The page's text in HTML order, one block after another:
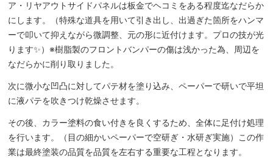
ア・リヤアウトサイドパネルは板金でヘコミをある程度迄なだらか
にします。（特殊な道具を用いて引き出し、出過ぎた箇所をハンマ
ーで叩いて抑えながら微調整、元の形に近付けます。プロの技が光
ります✨）※樹脂製のフロントバンパーの傷は浅かった為、周辺を
なだらかに削り取りました。
次に微小な凹凸に対してパテ材を塗り込み、ペーパーで研いで平坦
に液パテを吹きつけ乾燥させます。
その後、カラー塗料の食い付きを良くするため、全体に足付け処理
を行います。（目の細かいペーパーで空研ぎ・水研ぎ実施）この作
業は最終塗装の品質を品質を左右する重要な工程となります。